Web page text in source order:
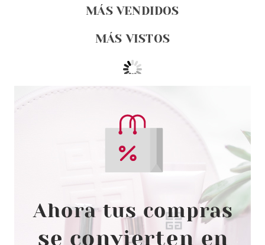
MÁS VENDIDOS
MÁS VISTOS
SALLY HANSEN
SALLY HANSEN FUZZY COAT
FUZZY FANTASY 600 9.17ML